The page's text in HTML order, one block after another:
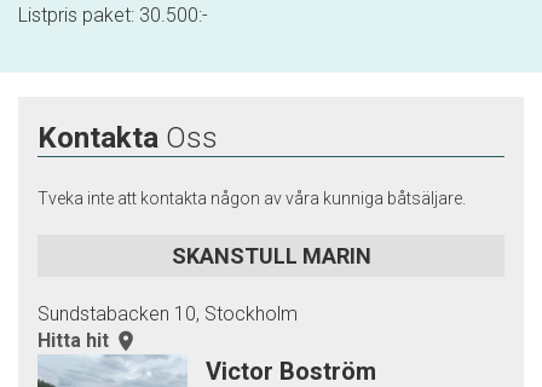
Listpris paket: 30.500:-
Kontakta Oss
Tveka inte att kontakta någon av våra kunniga båtsäljare.
SKANSTULL MARIN
Sundstabacken 10, Stockholm
Hitta hit room
Victor Boström